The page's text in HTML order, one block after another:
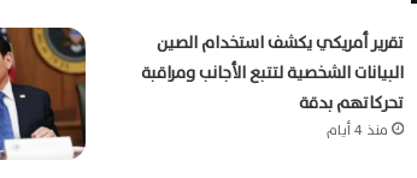
تقرير أمريكي يكشف استخدام الصين
البيانات الشخصية لتتبع الأجانب ومراقبة
تحركاتهم بدقة
منذ 4 أيام